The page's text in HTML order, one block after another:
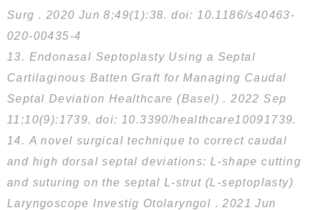
Surg . 2020 Jun 8;49(1):38. doi: 10.1186/s40463-
020-00435-4
13. Endonasal Septoplasty Using a Septal
Cartilaginous Batten Graft for Managing Caudal
Septal Deviation Healthcare (Basel) . 2022 Sep
11;10(9):1739. doi: 10.3390/healthcare10091739.
14. A novel surgical technique to correct caudal
and high dorsal septal deviations: L-shape cutting
and suturing on the septal L-strut (L-septoplasty)
Laryngoscope Investig Otolaryngol . 2021 Jun